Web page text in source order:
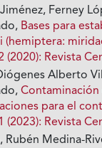
Ferney
Bases para
(hemiptera:
(2020): Revista
Alberto
para el
(2023): Revista
Medina-